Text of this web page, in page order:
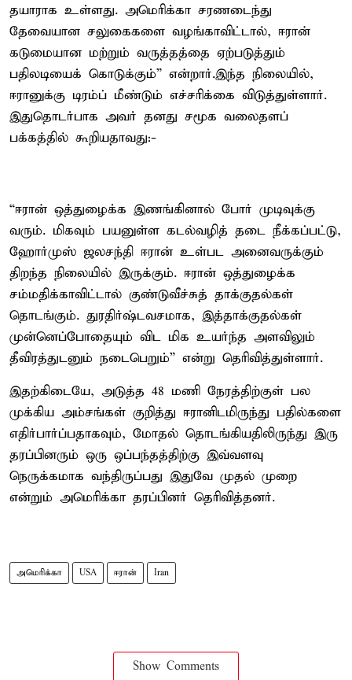
தயாராக உள்ளது. அமெரிக்கா சரணடைந்து
தேவையான சலுகைகளை வழங்காவிட்டால், ஈரான்
கடுமையான மற்றும் வருத்தத்தை ஏற்படுத்தும்
பதிலடியைக் கொடுக்கும்” என்றார்.இந்த நிலையில்,
ஈரானுக்கு டிரம்ப் மீண்டும் எச்சரிக்கை விடுத்துள்ளார்.
இதுதொடர்பாக அவர் தனது சமூக வலைதளப்
பக்கத்தில் கூறியதாவது:-
“ஈரான் ஒத்துழைக்க இணங்கினால் போர் முடிவுக்கு
வரும். மிகவும் பயனுள்ள கடல்வழித் தடை நீக்கப்பட்டு,
ஹோர்முஸ் ஜலசந்தி ஈரான் உள்பட அனைவருக்கும்
திறந்த நிலையில் இருக்கும். ஈரான் ஒத்துழைக்க
சம்மதிக்காவிட்டால் குண்டுவீச்சுத் தாக்குதல்கள்
தொடங்கும். துரதிர்ஷ்டவசமாக, இத்தாக்குதல்கள்
முன்னெப்போதையும் விட மிக உயர்ந்த அளவிலும்
தீவிரத்துடனும் நடைபெறும்” என்று தெரிவித்துள்ளார்.
இதற்கிடையே, அடுத்த 48 மணி நேரத்திற்குள் பல
முக்கிய அம்சங்கள் குறித்து ஈரானிடமிருந்து பதில்களை
எதிர்பார்ப்பதாகவும், மோதல் தொடங்கியதிலிருந்து இரு
தரப்பினரும் ஒரு ஒப்பந்தத்திற்கு இவ்வளவு
நெருக்கமாக வந்திருப்பது இதுவே முதல் முறை
என்றும் அமெரிக்கா தரப்பினர் தெரிவித்தனர்.
அமெரிக்கா USA ஈரான் Iran
Show Comments